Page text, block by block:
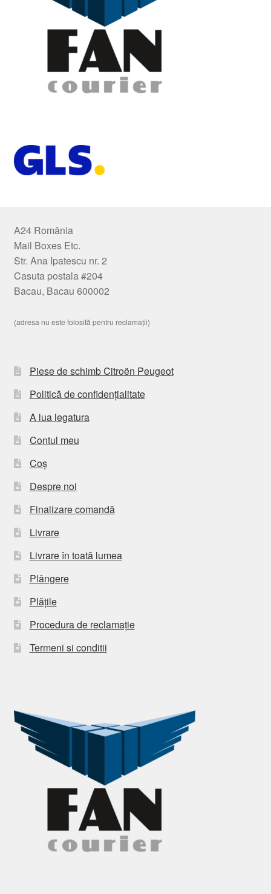
A24 România
Mail Boxes Etc.
Str. Ana Ipatescu nr. 2
Casuta postala #204
Bacau, Bacau 600002
(adresa nu este folosită pentru reclamații)
Piese de schimb Citroën Peugeot
Politică de confidențialitate
A lua legatura
Contul meu
Coș
Despre noi
Finalizare comandă
Livrare
Livrare în toată lumea
Plângere
Plățile
Procedura de reclamație
Termeni si conditii